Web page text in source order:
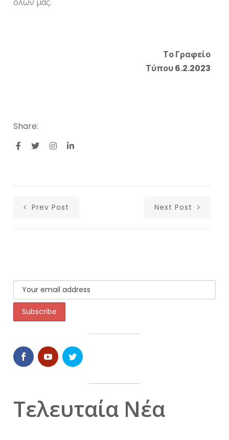
Το Γραφείο
Τύπου 6.2.2023
Share:
Prev Post Next Post
Τελευταία Νέα